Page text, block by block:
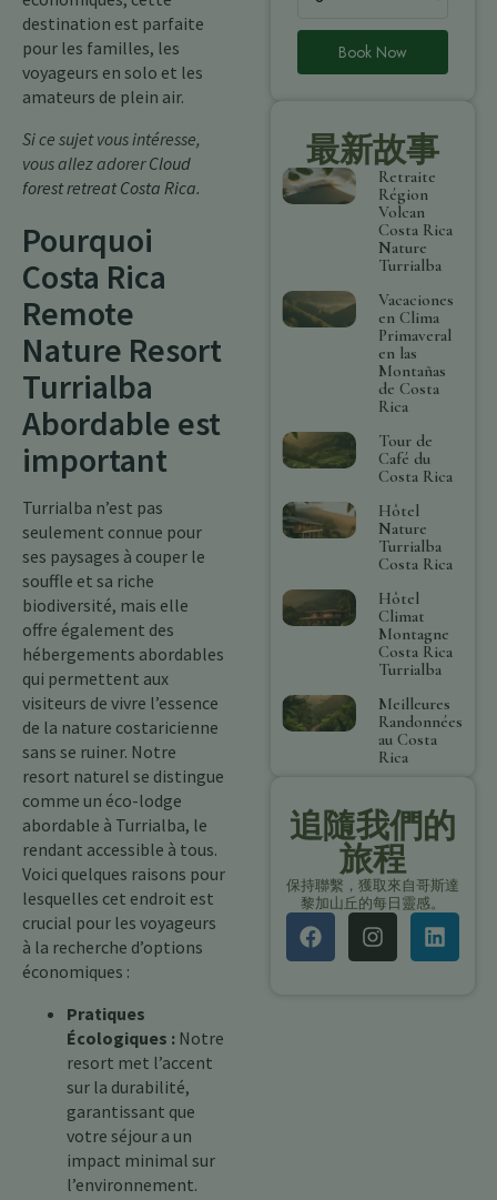
destination est parfaite
pour les familles, les
voyageurs en solo et les
amateurs de plein air.
Si ce sujet vous intéresse,
vous allez adorerCloud
forest retreat Costa Rica.
Pourquoi
Costa Rica
Remote
Nature Resort
Turrialba
Abordable est
important
Turrialba n’est pas
seulement connue pour
ses paysages à couper le
souffle et sa riche
biodiversité, mais elle
offre également des
hébergements abordables
qui permettent aux
visiteurs de vivre l’essence
de la nature costaricienne
sans se ruiner. Notre
resort naturel se distingue
comme un éco-lodge
abordable à Turrialba, le
rendant accessible à tous.
Voici quelques raisons pour
lesquelles cet endroit est
crucial pour les voyageurs
à la recherche d’options
économiques :
Pratiques
Écologiques : Notre
resort met l’accent
sur la durabilité,
garantissant que
votre séjour a un
impact minimal sur
l’environnement.
Book Now
最新故事
Retraite
Région
Volcan
Costa Rica
Nature
Turrialba
Vacaciones
en Clima
Primaveral
en las
Montañas
de Costa
Rica
Tour de
Café du
Costa Rica
Hôtel
Nature
Turrialba
Costa Rica
Hôtel
Climat
Montagne
Costa Rica
Turrialba
Meilleures
Randonnées
au Costa
Rica
追隨我們的
旅程
保持聯繫，獲取來自哥斯達
黎加山丘的每日靈感。